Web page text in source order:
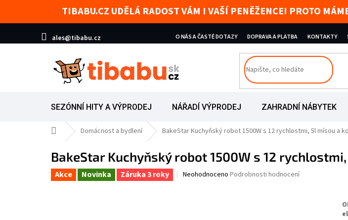
TIBABU.CZ UDĚLÁ RADOST VÁM I VAŠÍ PENĚŽENCE! PROTO
ales@tibabu.cz O NÁS A ČASTÉ DOTAZY DOPRAVA A PLATBA KONTAKTY
SEZÓNNÍ HITY A VÝPRODEJ NÁŘADÍ VÝPRODEJ ZAHRADNÍ NÁBYTEK
Domů Domácnost a bydlení BakeStar Kuchyňský robot 1500W s 12 rychlostmi, 5l mísou a
BakeStar Kuchyňský robot 1500W s 12
Akce Novinka Záruka 3 roky Průměrné hodnocení produktu je 0,0 z 5 hvězdiček.
Neohodnoceno Podrobnosti hodnocení